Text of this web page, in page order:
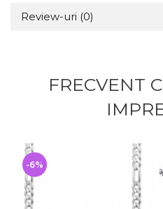
Review-uri (0)
FRECVENT
-6%